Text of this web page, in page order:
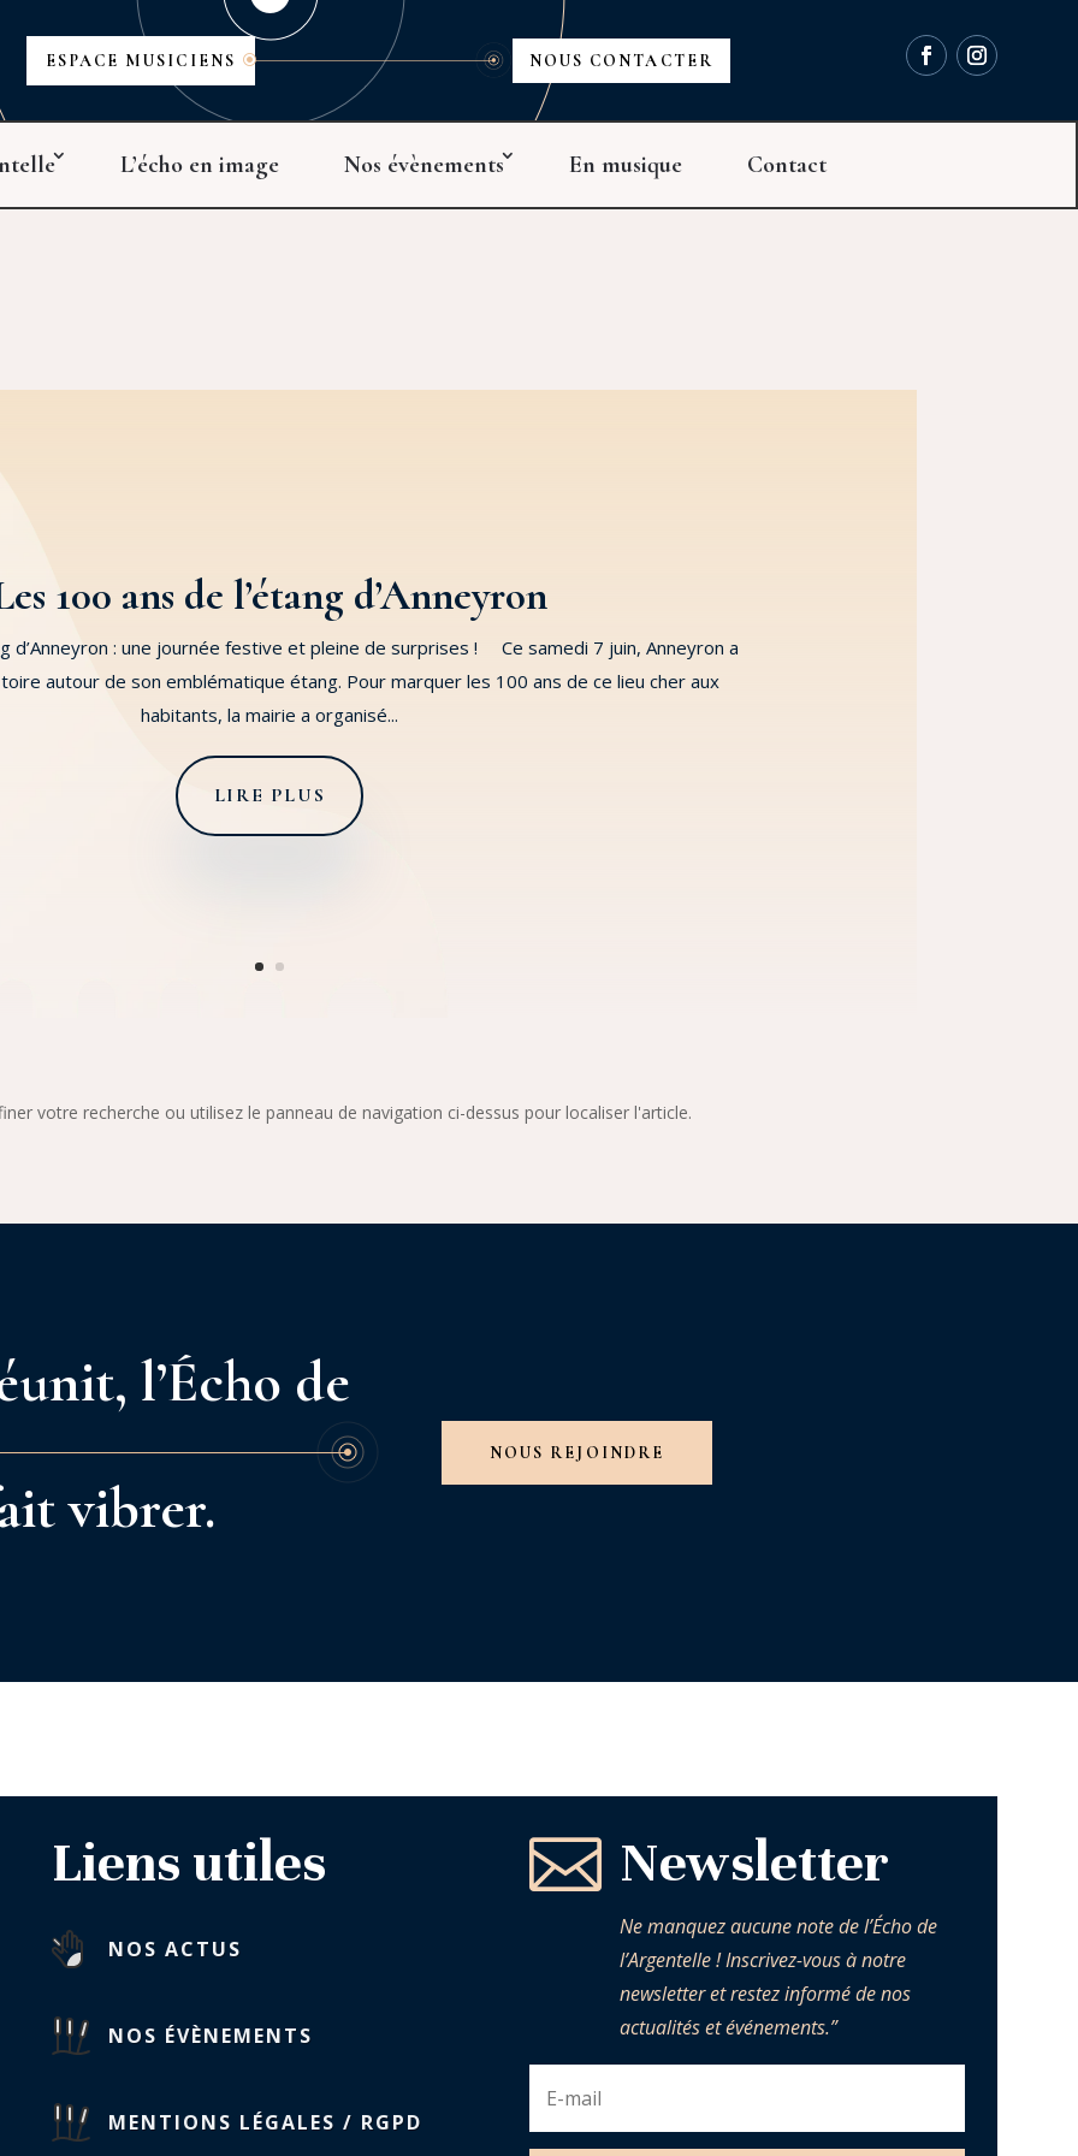
ESPACE MUSICIENS NOUS CONTACTER
L’écho en image Nos évènements En musique Contact
100 ans de l’étang d’Anneyron
d’Anneyron : une journée festive et pleine de surprises ! Ce samedi 7 juin, Anneyron a
autour de son emblématique étang. Pour marquer les 100 ans de ce lieu cher aux
habitants, la mairie a organisé...
LIRE PLUS
votre recherche ou utilisez le panneau de navigation ci-dessus pour localiser l'article.
l’Écho de
vibrer.
NOUS REJOINDRE
Liens utiles
NOS ACTUS
NOS ÉVÈNEMENTS
MENTIONS LÉGALES / RGPD
 Newsletter
Ne manquez aucune note de l’Écho de
l’Argentelle ! Inscrivez-vous à notre
newsletter et restez informé de nos
actualités et événements.”